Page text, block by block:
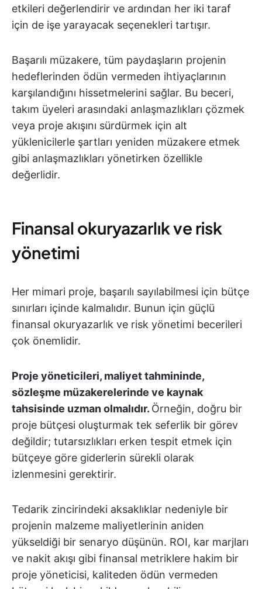
etkileri değerlendirir ve ardından her iki taraf
için de işe yarayacak seçenekleri tartışır.
Başarılı müzakere, tüm paydaşların projenin
hedeflerinden ödün vermeden ihtiyaçlarının
karşılandığını hissetmelerini sağlar. Bu beceri,
takım üyeleri arasındaki anlaşmazlıkları çözmek
veya proje akışını sürdürmek için alt
yüklenicilerle şartları yeniden müzakere etmek
gibi anlaşmazlıkları yönetirken özellikle
değerlidir.
Finansal okuryazarlık ve risk
yönetimi
Her mimari proje, başarılı sayılabilmesi için bütçe
sınırları içinde kalmalıdır. Bunun için güçlü
finansal okuryazarlık ve risk yönetimi becerileri
çok önemlidir.
Proje yöneticileri, maliyet tahmininde,
sözleşme müzakerelerinde ve kaynak
tahsisinde uzman olmalıdır. Örneğin, doğru bir
proje bütçesi oluşturmak tek seferlik bir görev
değildir; tutarsızlıkları erken tespit etmek için
bütçeye göre giderlerin sürekli olarak
izlenmesini gerektirir.
Tedarik zincirindeki aksaklıklar nedeniyle bir
projenin malzeme maliyetlerinin aniden
yükseldiği bir senaryo düşünün. ROI, kar marjları
ve nakit akışı gibi finansal metriklere hakim bir
proje yöneticisi, kaliteden ödün vermeden